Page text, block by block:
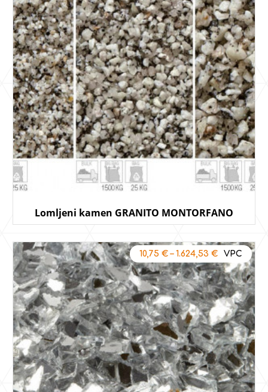
Lomljeni kamen GRANITO MONTORFANO
10,75 €– 1.624,53 €